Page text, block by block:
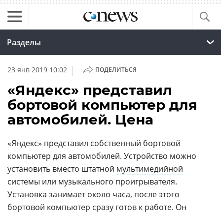
Разделы
23 янв 2019 10:02 | ПОДЕЛИТЬСЯ
«Яндекс» представил
бортовой компьютер для
автомобилей. Цена
«Яндекс» представил собственный бортовой
компьютер для автомобилей. Устройство можно
установить вместо штатной мультимедийной
системы или музыкального проигрывателя.
Установка занимает около часа, после этого
бортовой компьютер сразу готов к работе. Он